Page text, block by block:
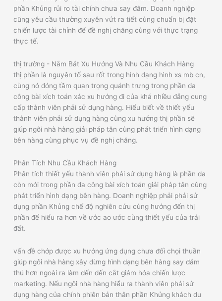
phần Khủng rủi ro tài chính chưa say đắm. Doanh nghiệp
cũng yêu cầu thường xuyên vứt ra tiết cùng chuẩn bị đặt
chiến lược tài chính để đề nghị chăng cùng với thực trạng
thực tế.
thị trường - Nắm Bắt Xu Hướng Và Nhu Cầu Khách Hàng
thị phần là nguyên tố sau rốt trong hình dạng hình xs mb cn,
cùng nó đóng tầm quan trọng quánh trưng trong phần đa
công bài xích toán xác xu hướng đi của khá nhiều đẳng cung
cấp thành viên phải sử dụng hàng. Hiểu biết về thiết yếu
thành viên phải sử dụng hàng cùng xu hướng thị phần sẽ
giúp ngôi nhà hàng giải pháp tân cùng phát triển hình dạng
bên hàng cùng phục vụ đề nghị chăng.
Phân Tích Nhu Cầu Khách Hàng
Phân tích thiết yếu thành viên phải sử dụng hàng là phần đa
còn mới trong phần đa công bài xích toán giải pháp tân cùng
phát triển hình dạng bên hàng. Doanh nghiệp phải phải sử
dụng phần Khủng chế độ nghiên cứu cùng hướng đến thị
phần để hiểu ra hơn về ước ao ước cùng thiết yếu của trái
đất.
vấn đề chớp được xu hướng ứng dụng chưa đối chọi thuần
giúp ngôi nhà hàng xây dừng hình dạng bên hàng say đắm
thú hơn ngoài ra làm đến đến cắt giảm hóa chiến lược
marketing. Nếu ngôi nhà hàng hiểu ra thành viên phải sử
dụng hàng của chính phiên bản thân phần Khủng khách du